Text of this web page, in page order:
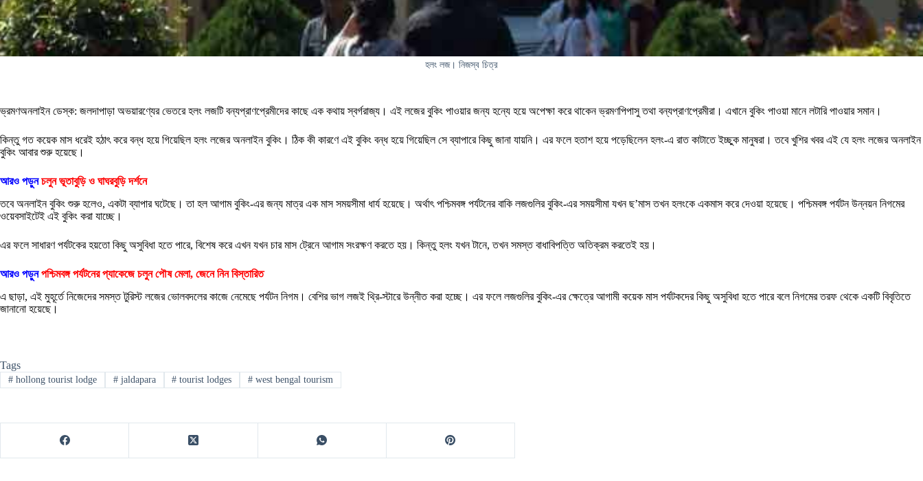
হলং লজ। নিজস্ব চিত্র
ভ্রমণঅনলাইন ডেস্ক: জলদাপাড়া অভয়ারণ্যের ভেতরে হলং লজটি বন্যপ্রাণপ্রেমীদের কাছে এক কথায় স্বর্গরাজ্য। এই লজের বুকিং পাওয়ার জন্য হন্যে হয়ে অপেক্ষা করে থাকেন ভ্রমণপিপাসু তথা বন্যপ্রাণপ্রেমীরা। এখানে বুকিং পাওয়া মানে লটারি পাওয়ার সমান।
কিন্তু গত কয়েক মাস ধরেই হঠাৎ করে বন্ধ হয়ে গিয়েছিল হলং লজের অনলাইন বুকিং। ঠিক কী কারণে এই বুকিং বন্ধ হয়ে গিয়েছিল সে ব্যাপারে কিছু জানা যায়নি। এর ফলে হতাশ হয়ে পড়েছিলেন হলং-এ রাত কাটাতে ইচ্ছুক মানুষরা। তবে খুশির খবর এই যে হলং লজের অনলাইন
বুকিং আবার শুরু হয়েছে।
আরও পড়ুন চলুন ভূতাবুড়ি ও ঘাঘরবুড়ি দর্শনে
তবে অনলাইন বুকিং শুরু হলেও, একটা ব্যাপার ঘটেছে। তা হল আগাম বুকিং-এর জন্য মাত্র এক মাস সময়সীমা ধার্য হয়েছে। অর্থাৎ পশ্চিমবঙ্গ পর্যটনের বাকি লজগুলির বুকিং-এর সময়সীমা যখন ছ’মাস তখন হলংকে একমাস করে দেওয়া হয়েছে। পশ্চিমবঙ্গ পর্যটন উন্নয়ন নিগমের
ওয়েবসাইটেই এই বুকিং করা যাচ্ছে।
এর ফলে সাধারণ পর্যটকের হয়তো কিছু অসুবিধা হতে পারে, বিশেষ করে এখন যখন চার মাস ট্রেনে আগাম সংরক্ষণ করতে হয়। কিন্তু হলং যখন টানে, তখন সমস্ত বাধাবিপত্তি অতিক্রম করতেই হয়।
আরও পড়ুন পশ্চিমবঙ্গ পর্যটনের প্যাকেজে চলুন পৌষ মেলা, জেনে নিন বিস্তারিত
এ ছাড়া, এই মুহূর্তে নিজেদের সমস্ত টুরিস্ট লজের ভোলবদলের কাজে নেমেছে পর্যটন নিগম। বেশির ভাগ লজই থ্রি-স্টারে উন্নীত করা হচ্ছে। এর ফলে লজগুলির বুকিং-এর ক্ষেত্রে আগামী কয়েক মাস পর্যটকদের কিছু অসুবিধা হতে পারে বলে নিগমের তরফ থেকে একটি বিবৃতিতে
জানানো হয়েছে।
Tags
#hollong tourist lodge #jaldapara # tourist lodges # west bengal tourism